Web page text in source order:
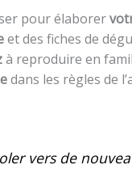
pour élaborer
et des fiches de
à reproduire en
dans les règles de
vers de